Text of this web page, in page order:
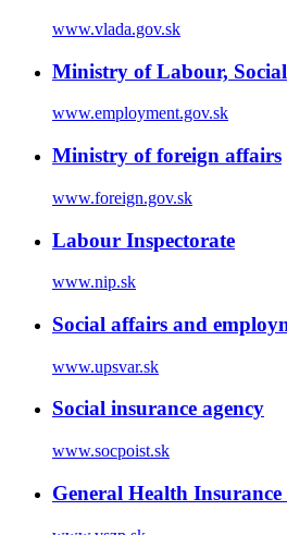
www.vlada.gov.sk
Ministry of Labour,
www.employment.gov.sk
Ministry of foreign affairs
www.foreign.gov.sk
Labour Inspectorate
www.nip.sk
Social affairs and
www.upsvar.sk
Social insurance agency
www.socpoist.sk
General Health